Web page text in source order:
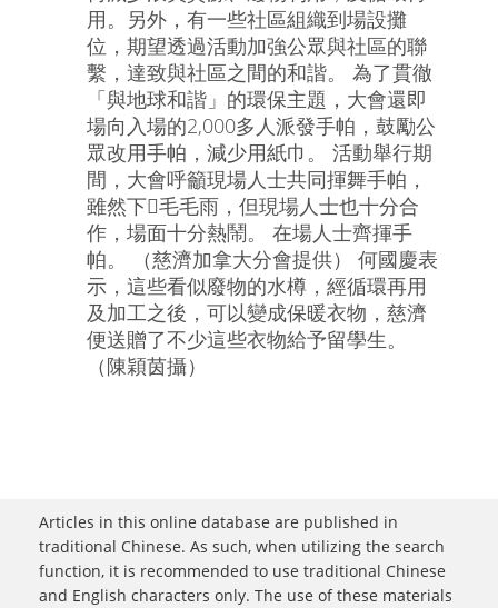
用。另外，有一些社區組織到場設攤
位，期望透過活動加強公眾與社區的聯
繫，達致與社區之間的和諧。 為了貫徹
「與地球和諧」的環保主題，大會還即
場向入場的2,000多人派發手帕，鼓勵公
眾改用手帕，減少用紙巾。 活動舉行期
間，大會呼籲現場人士共同揮舞手帕，
雖然下毛毛雨，但現場人士也十分合
作，場面十分熱鬧。 在場人士齊揮手
帕。 （慈濟加拿大分會提供） 何國慶表
示，這些看似廢物的水樽，經循環再用
及加工之後，可以變成保暖衣物，慈濟
便送贈了不少這些衣物給予留學生。
（陳穎茵攝）
Articles in this online database are published in
traditional Chinese. As such, when utilizing the search
function, it is recommended to use traditional Chinese
and English characters only. The use of these materials